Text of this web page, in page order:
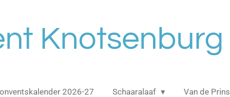
Knotsenburg
2026-27 Schaaralaaf Van de Prins